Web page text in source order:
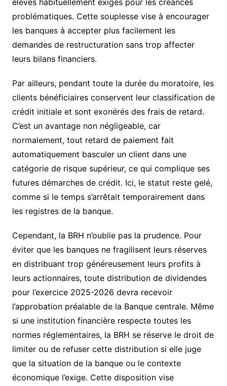
élevés habituellement exigés pour les créances
problématiques. Cette souplesse vise à encourager
les banques à accepter plus facilement les
demandes de restructuration sans trop affecter
leurs bilans financiers.
Par ailleurs, pendant toute la durée du moratoire, les
clients bénéficiaires conservent leur classification de
crédit initiale et sont exonérés des frais de retard.
C’est un avantage non négligeable, car
normalement, tout retard de paiement fait
automatiquement basculer un client dans une
catégorie de risque supérieur, ce qui complique ses
futures démarches de crédit. Ici, le statut reste gelé,
comme si le temps s’arrêtait temporairement dans
les registres de la banque.
Cependant, la BRH n’oublie pas la prudence. Pour
éviter que les banques ne fragilisent leurs réserves
en distribuant trop généreusement leurs profits à
leurs actionnaires, toute distribution de dividendes
pour l’exercice 2025-2026 devra recevoir
l’approbation préalable de la Banque centrale. Même
si une institution financière respecte toutes les
normes réglementaires, la BRH se réserve le droit de
limiter ou de refuser cette distribution si elle juge
que la situation de la banque ou le contexte
économique l’exige. Cette disposition vise